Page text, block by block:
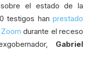
sobre el estado de la
testigos han prestado
durante el receso
Gabriel